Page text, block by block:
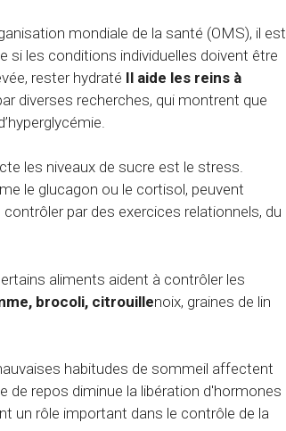
mondiale de la santé (OMS), il est
si les conditions individuelles doivent être
rester hydraté Il aide les reins à
diverses recherches, qui montrent que
les niveaux de sucre est le stress.
le glucagon ou le cortisol, peuvent
par des exercices relationnels, du
aliments aident à contrôler les
brocoli, citrouillenoix, graines de lin
habitudes de sommeil affectent
repos diminue la libération d'hormones
un rôle important dans le contrôle de la